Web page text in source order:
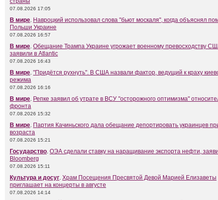
07.08.2026 17:05
В мире. Навроцкий использовал слова "бьют москаля", когда объяснял
Польши Украине
07.08.2026 16:57
В мире. Обещание Трампа Украине угрожает военному превосходству
заявили в Atlantic
07.08.2026 16:43
В мире. "Придётся рухнуть". В США назвали фактор, ведущий к краху
режима
07.08.2026 16:16
В мире. Репке заявил об утрате в ВСУ "осторожного оптимизма"
фронта
07.08.2026 15:32
В мире. Партия Качиньского дала обещание депортировать украинцев
возраста
07.08.2026 15:21
Государство. ОЭА сделали ставку на наращивание экспорта нефти,
Bloomberg
07.08.2026 15:11
Культура и досуг. Храм Посещения Пресвятой Девой Марией Елизаветы
приглашает на концерты в августе
07.08.2026 14:14